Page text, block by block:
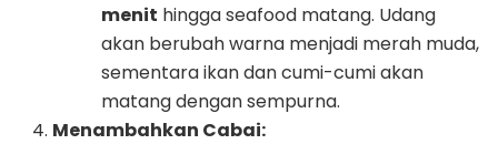
menit hingga seafood matang. Udang
akan berubah warna menjadi merah muda,
sementara ikan dan cumi-cumi akan
matang dengan sempurna.
Menambahkan Cabai: